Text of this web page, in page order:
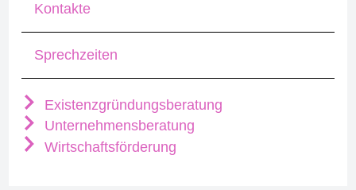
Kontakte
Sprechzeiten
Existenzgründungsberatung
Unternehmensberatung
Wirtschaftsförderung